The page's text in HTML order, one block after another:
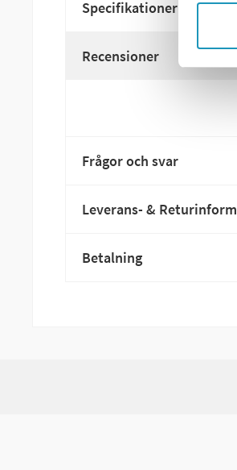
Specifikationer
Recensioner
Frågor och svar
Leverans- &
Betalning